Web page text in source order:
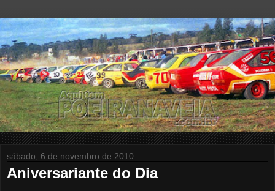
sábado, 6 de novembro de 2010
Aniversariante do Dia